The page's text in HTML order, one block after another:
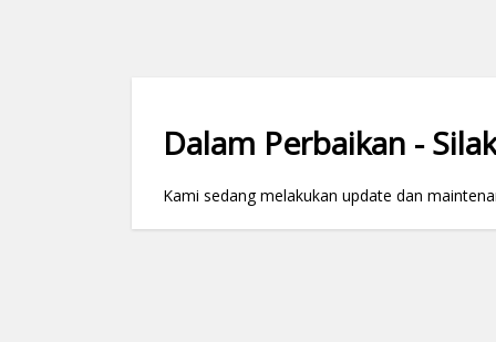
Dalam Perbaikan -
Kami sedang melakukan update dan